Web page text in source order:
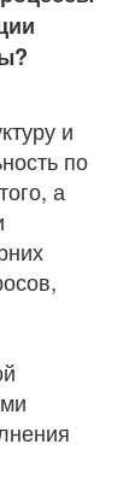
и
по
а